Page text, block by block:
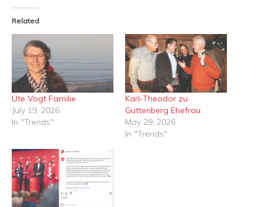
Related
Ute Vogt Familie
July 19, 2026
In "Trends"
Karl-Theodor zu
Guttenberg Ehefrau
May 29, 2026
In "Trends"